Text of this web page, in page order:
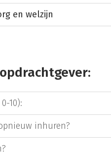
en welzijn
10):
inhuren?